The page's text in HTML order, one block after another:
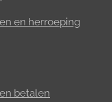
en herroeping
betalen